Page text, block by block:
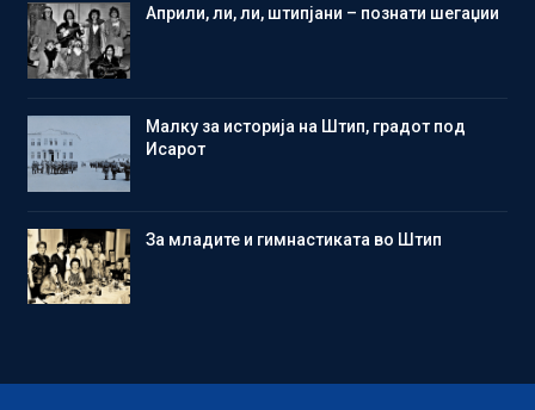
Aприли, ли, ли, штипјани – познати шегаџии
Малку за историја на Штип, градот под
Исарот
Зa младите и гимнастиката во Штип